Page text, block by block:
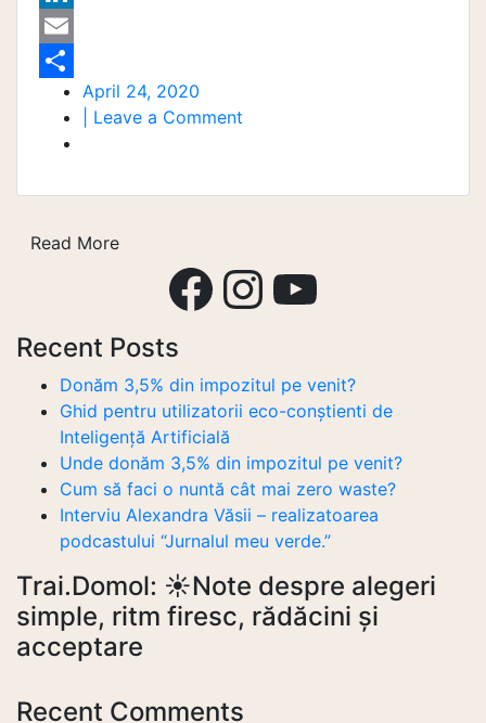
eo
p
n
k
L
d
I
E
lr
e
April 24, 2020
| Leave a Comment
DIY
pentru
pantofi
DIY
Read More
Facebook
Instagram
YouTube
Recent Posts
Donăm 3,5% din impozitul pe venit?
Ghid pentru utilizatorii eco-conștienti de
Inteligență Artificială
Unde donăm 3,5% din impozitul pe venit?
Cum să faci o nuntă cât mai zero waste?
Interviu Alexandra Văsii – realizatoarea
podcastului “Jurnalul meu verde.”
Trai.Domol: ☀️Note despre alegeri
simple, ritm firesc, rădăcini și
acceptare
Recent Comments